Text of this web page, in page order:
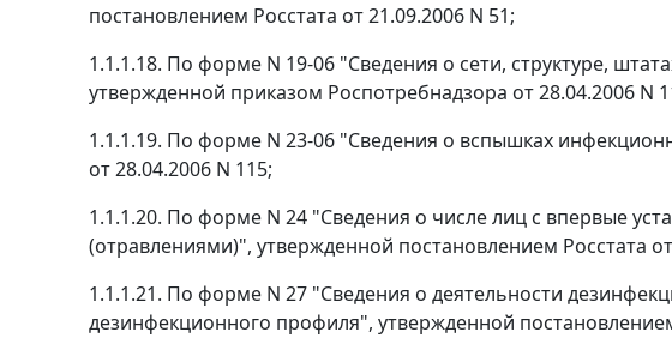
постановлением Росстата от 21.09.2006 N 51;
1.1.1.18. По форме N 19-06 "Сведения о сети, структуре,
утвержденной приказом Роспотребнадзора от 28.04.2006 N
1.1.1.19. По форме N 23-06 "Сведения о вспышках
от 28.04.2006 N 115;
1.1.1.20. По форме N 24 "Сведения о числе лиц с впервые
(отравлениями)", утвержденной постановлением Росстата
1.1.1.21. По форме N 27 "Сведения о деятельности
дезинфекционного профиля", утвержденной